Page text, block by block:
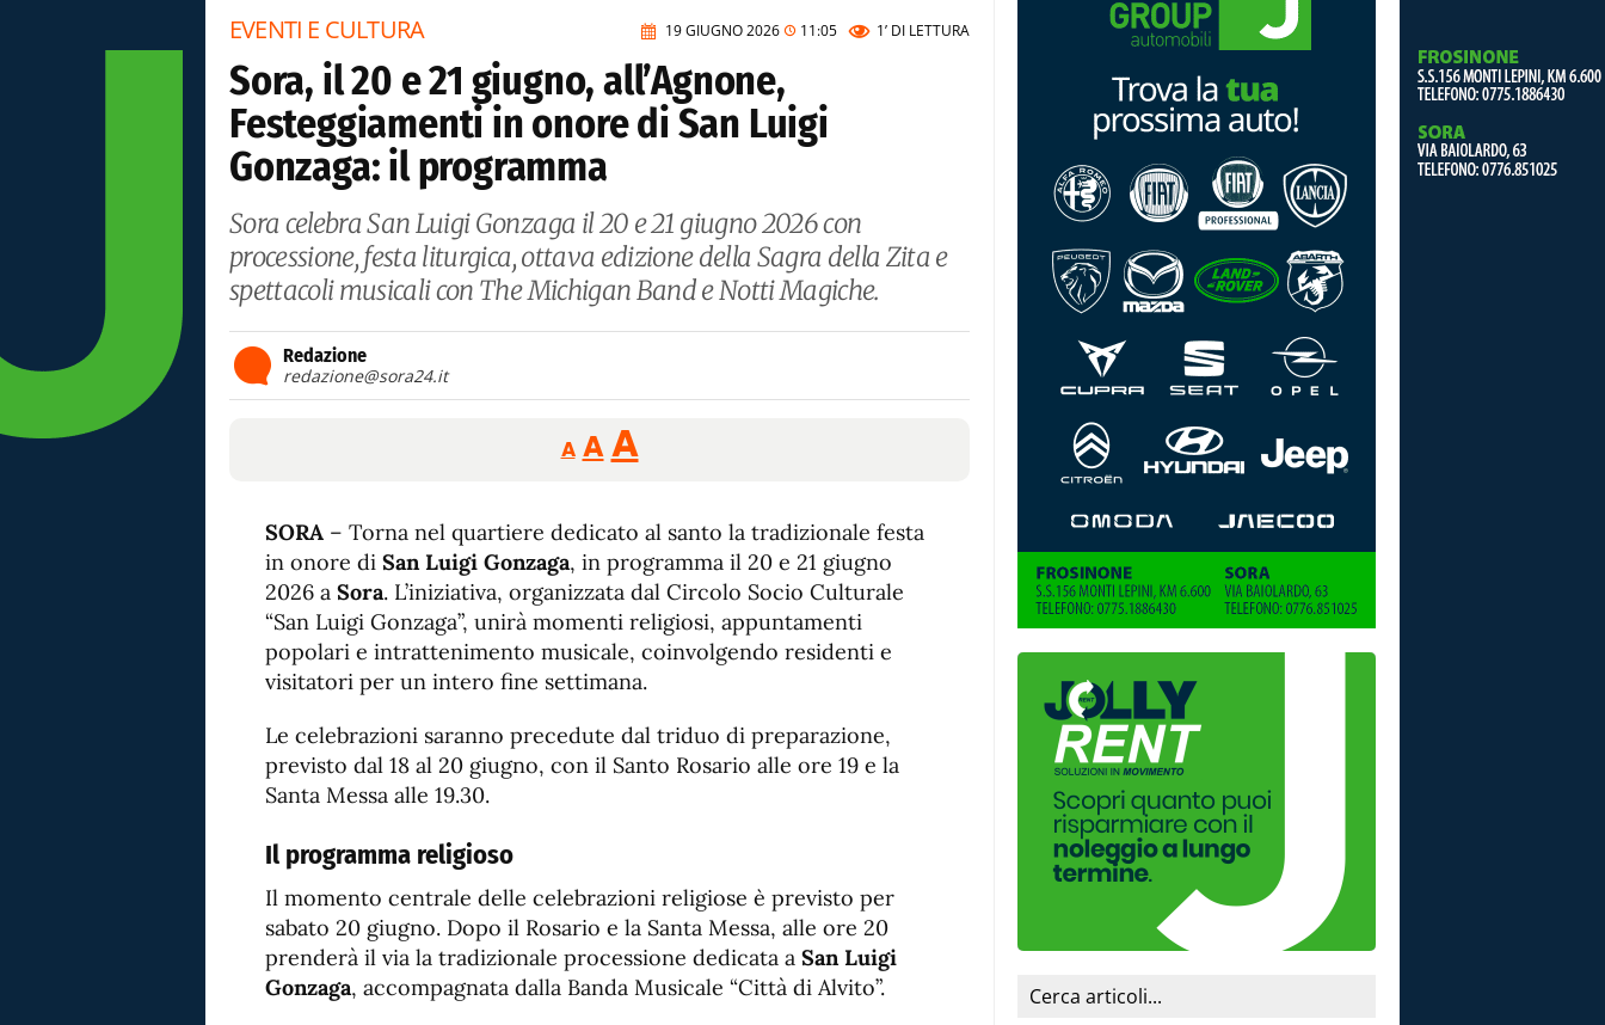
19 GIUGNO 2026 11:05 1’ DI LETTURA
EVENTI E CULTURA
Sora, il 20 e 21 giugno, all’Agnone,
Festeggiamenti in onore di San Luigi
Gonzaga: il programma
Sora celebra San Luigi Gonzaga il 20 e 21 giugno 2026 con
processione, festa liturgica, ottava edizione della Sagra della Zita e
spettacoli musicali con The Michigan Band e Notti Magiche.
Redazione
redazione@sora24.it
A
Reducir
tamaño
A Restablecer
tamaño
de
fuente
AAumentar
de
fuente.
SORA – Torna nel quartiere dedicato al santo la tradizionale festa
in onore di San Luigi Gonzaga, in programma il 20 e 21 giugno
2026 a Sora. L’iniziativa, organizzata dal Circolo Socio Culturale
“San Luigi Gonzaga”, unirà momenti religiosi, appuntamenti
popolari e intrattenimento musicale, coinvolgendo residenti e
visitatori per un intero fine settimana.
Le celebrazioni saranno precedute dal triduo di preparazione,
previsto dal 18 al 20 giugno, con il Santo Rosario alle ore 19 e la
Santa Messa alle 19.30.
Il programma religioso
Il momento centrale delle celebrazioni religiose è previsto per
sabato 20 giugno. Dopo il Rosario e la Santa Messa, alle ore 20
prenderà il via la tradizionale processione dedicata a San Luigi
Gonzaga, accompagnata dalla Banda Musicale “Città di Alvito”.